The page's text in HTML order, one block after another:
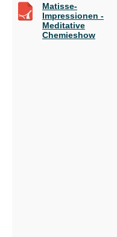
Matisse-
Impressionen -
Meditative
Chemieshow